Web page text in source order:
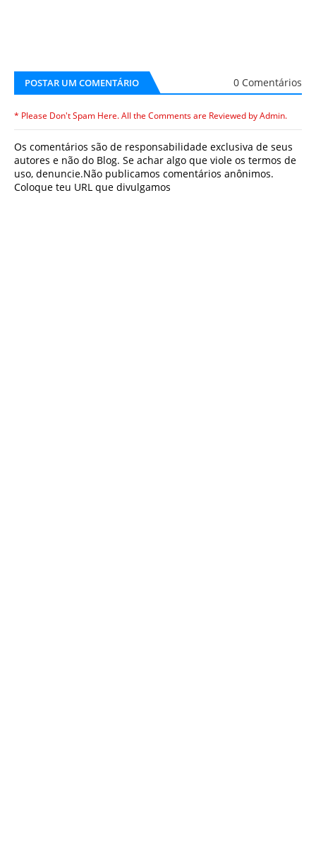
POSTAR UM COMENTÁRIO 0 Comentários
* Please Don't Spam Here. All the Comments are Reviewed by Admin.
Os comentários são de responsabilidade exclusiva de seus
autores e não do Blog. Se achar algo que viole os termos de
uso, denuncie.Não publicamos comentários anônimos.
Coloque teu URL que divulgamos